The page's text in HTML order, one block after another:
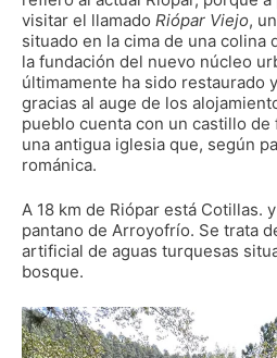
visitar el llamado Riópar Viejo,
situado en la cima de una colina
la fundación del nuevo núcleo
últimamente ha sido restaurado
gracias al auge de los
pueblo cuenta con un castillo de
una antigua iglesia que, según
románica.
A 18 km de Riópar está Cotillas.
pantano de Arroyofrío. Se trata
artificial de aguas turquesas
bosque.